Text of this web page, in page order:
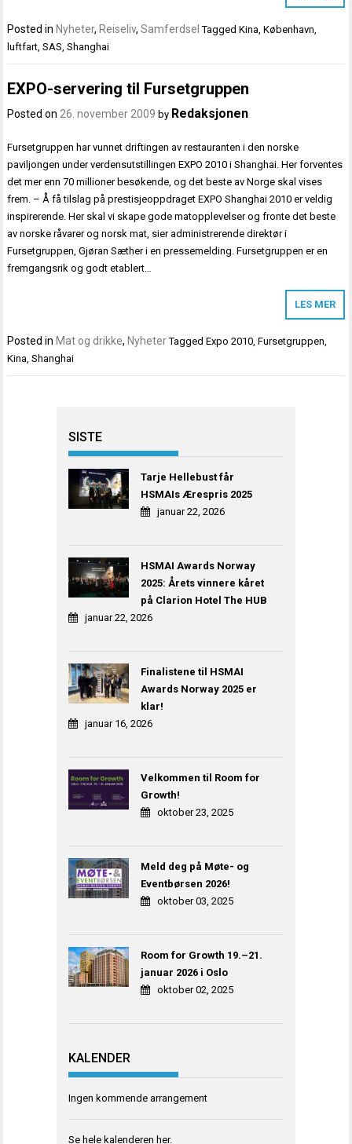
Posted in Nyheter, Reiseliv,Samferdsel TaggedKina,København,
luftfart,SAS,Shanghai
EXPO-servering til Fursetgruppen
Posted on 26. november 2009 by Redaksjonen
Fursetgruppen har vunnet driftingen av restauranten i den norske
paviljongen under verdensutstillingen EXPO 2010 i Shanghai. Her forventes
det mer enn 70 millioner besøkende, og det beste av Norge skal vises
frem. – Å få tilslag på prestisjeoppdraget EXPO Shanghai 2010 er veldig
inspirerende. Her skal vi skape gode matopplevelser og fronte det beste
av norske råvarer og norsk mat, sier administrerende direktør i
Fursetgruppen, Gjøran Sæther i en pressemelding. Fursetgruppen er en
fremgangsrik og godt etablert…
LES MER
Posted in Mat og drikke, Nyheter TaggedExpo 2010 ,Fursetgruppen
Kina ,Shanghai
SISTE
Tarje Hellebust får
HSMAIs Ærespris 2025
januar 22, 2026
HSMAI Awards Norway
2025: Årets vinnere kåret
på Clarion Hotel The HUB
januar 22, 2026
Finalistene til HSMAI
Awards Norway 2025 er
klar!
januar 16, 2026
Velkommen til Room for
Growth!
oktober 23, 2025
Meld deg på Møte- og
Eventbørsen 2026!
oktober 03, 2025
Room for Growth 19.–21.
januar 2026 i Oslo
oktober 02, 2025
KALENDER
Ingen kommende arrangement
Se hele kalenderen her.